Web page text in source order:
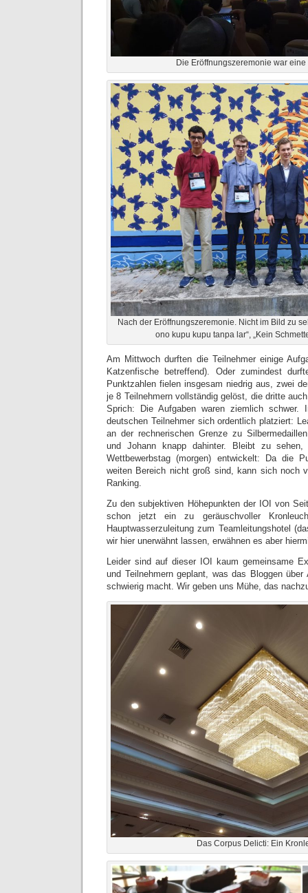
Die Eröffnungszeremonie war eine
Nach der Eröffnungszeremonie. Nicht im Bild zu
ono kupu kupu tanpa lar“, „Kein
Am Mittwoch durften die Teilnehmer einige
Katzenfische betreffend). Oder zumindest
Punktzahlen fielen insgesam niedrig aus, zwei
je 8 Teilnehmern vollständig gelöst, die dritte
Sprich: Die Aufgaben waren ziemlich schwer.
deutschen Teilnehmer sich ordentlich platziert:
an der rechnerischen Grenze zu
und Johann knapp dahinter. Bleibt zu
Wettbewerbstag (morgen) entwickelt: Da die
weiten Bereich nicht groß sind, kann sich noch
Ranking.
Zu den subjektiven Höhepunkten der IOI von
schon jetzt ein zu geräuschvoller
Hauptwasserzuleitung zum Teamleitungshotel
wir hier unerwähnt lassen, erwähnen es aber
Leider sind auf dieser IOI kaum gemeinsame
und Teilnehmern geplant, was das Bloggen
schwierig macht. Wir geben uns Mühe, das
Das Corpus Delicti: Ein